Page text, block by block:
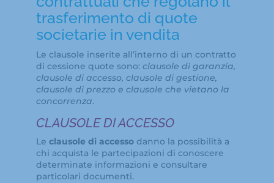
trasferimento di quote
societarie in vendita
Le clausole inserite all’interno di un contratto
di cessione quote sono:clausole di garanzia,
clausole di accesso, clausole di gestione,
clausole di prezzo e clausole che vietano la
concorrenza.
CLAUSOLE DI ACCESSO
Leclausole di accesso danno la possibilità a
chi acquista le partecipazioni di conoscere
determinate informazioni e consultare
particolari documenti.